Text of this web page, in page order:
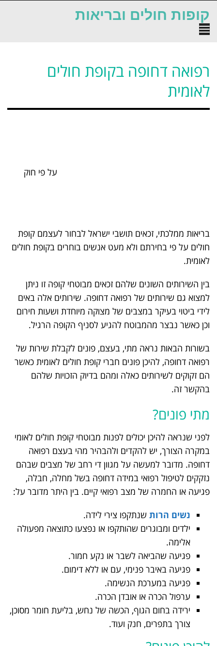
קופות חולים ובריאות
תפריט
רפואה דחופה בקופת חולים
לאומית
על פי חוק
בריאות ממלכתי, זכאים תושבי ישראל לבחור לעצמם קופת
חולים על פי בחירתם ולא מעט אנשים בוחרים בקופת חולים
לאומית.
בין השירותים השונים שלהם זכאים מבוטחי קופה זו ניתן
למצוא גם שירותים של רפואה דחופה. שירותים אלה באים
לידי ביטוי בעיקר במצבים של מצוקה מיוחדת ושעות חירום
וכן כאשר נבצר מהמבוטח להגיע לסניף הקופה הרגיל.
בשורות הבאות נראה מתי, בעצם, פונים לקבלת שירות של
רפואה דחופה, להיכן פונים חברי קופת חולים לאומית כאשר
הם זקוקים לשירותים כאלה ומהם בדיוק הזכויות שלהם
בהקשר זה.
מתי פונים?
לפני שנראה להיכן יכולים לפנות מבוטחי קופת חולים לאומי
במקרה הצורך, יש להקדים ולהבהיר מהי בעצם רפואה
דחופה. מדובר למעשה על מגוון די רחב של מצבים שבהם
נזקקים לטיפול רפואי במידה דחופה בשל מחלה, חבלה,
פגיעה או החמרה של מצב רפואי קיים. בין היתר מדובר על:
נשים הרות שנתקפו צירי לידה.
ילדים ומבוגרים שהותקפו או נפצעו כתוצאה מפעולה
אלימה.
פגיעה שהביאה לשבר או נקע חמור.
פגיעה באיבר פנימי, עם או ללא דימום.
פגיעה במערכת הנשימה.
ערפול הכרה או אובדן הכרה.
ירידה בחום הגוף, הכשה של נחש, בליעת חומר מסוכן,
צורך בתפרים, חנק ועוד.